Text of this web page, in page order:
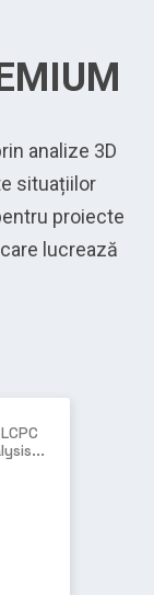
analize 3D
situațiilor
proiecte
lucrează